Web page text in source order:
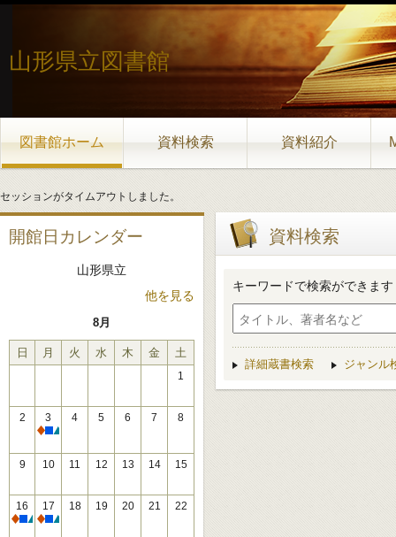
山形県立図書館
図書館ホーム 資料検索 資料紹介
セッションがタイムアウトしました。
開館日カレンダー
山形県立
他を見る
8月
日 月 火 水 木 金 土
1
2
3
休館
4 5 6 7 8
9 10 11 12 13 14 15
16
休館
17
休館
18 19 20 21 22
資料検索
キーワードで検索ができます
詳細蔵書検索 ジャンル